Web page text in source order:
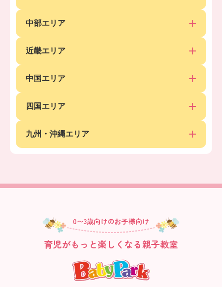
中部エリア
近畿エリア
中国エリア
四国エリア
九州・沖縄エリア
0〜3歳向けのお子様向け
育児がもっと楽しくなる親子教室